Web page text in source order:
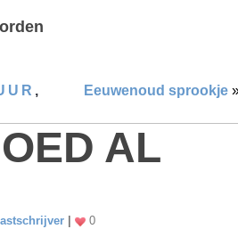
Eeuwenoud sprookje
,
AL
0